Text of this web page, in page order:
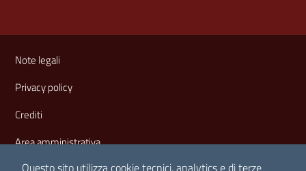
Questo sito utilizza cookie tecnici, analytics e di terze
Sezione Link Utili
Note legali
Privacy policy
Crediti
Area amministrativa